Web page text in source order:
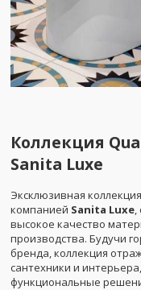
Коллекция
Sanita Luxe
Эксклюзивная коллекция
компанией Sanita Luxe,
высокое качество
производства. Будучи
бренда, коллекция
сантехники и
функциональные